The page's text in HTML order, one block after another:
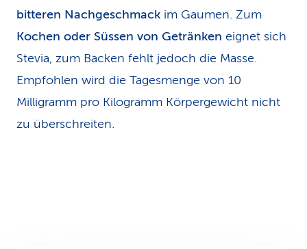
bitteren Nachgeschmack im Gaumen. Zum
Kochen oder Süssen von Getränken eignet sich
Stevia, zum Backen fehlt jedoch die Masse.
Empfohlen wird die Tagesmenge von 10
Milligramm pro Kilogramm Körpergewicht nicht
zu überschreiten.